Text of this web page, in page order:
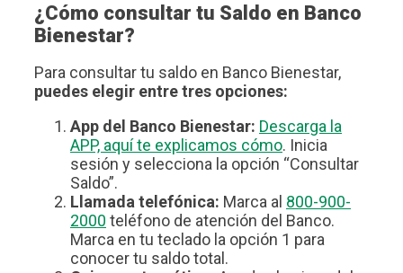
¿Cómo consultar tu Saldo en Banco
Bienestar?
Para consultar tu saldo en Banco Bienestar,
puedes elegir entre tres opciones:
App del Banco Bienestar: Descarga la
APP, aquí te explicamos cómo. Inicia
sesión y selecciona la opción “Consultar
Saldo”.
Llamada telefónica: Marca al 800-900-
2000 teléfono de atención del Banco.
Marca en tu teclado la opción 1 para
conocer tu saldo total.